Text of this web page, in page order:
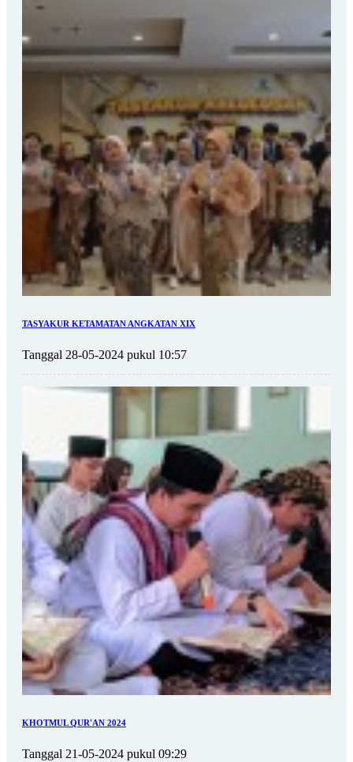
TASYAKUR KETAMATAN ANGKATAN XIX
Tanggal 28-05-2024 pukul 10:57
KHOTMUL QUR'AN 2024
Tanggal 21-05-2024 pukul 09:29